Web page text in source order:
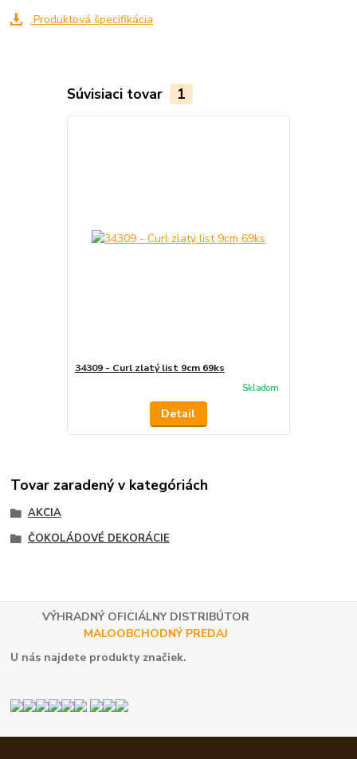
Produktová špecifikácia
Súvisiaci tovar 1
34309 - Curl zlatý list 9cm 69ks
Skladom
Detail
Tovar zaradený v kategóriách
AKCIA
ČOKOLÁDOVÉ DEKORÁCIE
VÝHRADNÝ OFICIÁLNY DISTRIBÚTOR
MALOOBCHODNÝ PREDAJ
U nás najdete produkty značiek.